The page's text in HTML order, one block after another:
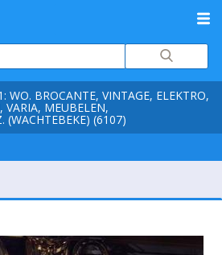
WO. BROCANTE, VINTAGE, ELEKTRO,
VARIA, MEUBELEN,
(WACHTEBEKE) (6107)